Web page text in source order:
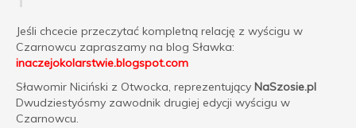
Jeśli chcecie przeczytać kompletną relację z wyścigu w
Czarnowcu zapraszamy na blog Sławka:
inaczejokolarstwie.blogspot.com
Sławomir Niciński z Otwocka, reprezentujący NaSzosie.pl
Dwudziestyósmy zawodnik drugiej edycji wyścigu w
Czarnowcu.